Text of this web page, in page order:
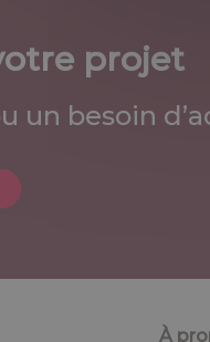
projet
un besoin
À